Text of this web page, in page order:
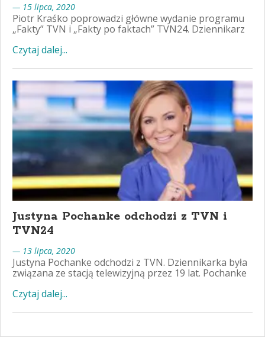
— 15 lipca, 2020
Piotr Kraśko poprowadzi główne wydanie programu
„Fakty” TVN i „Fakty po faktach” TVN24. Dziennikarz
Czytaj dalej...
Justyna Pochanke odchodzi z TVN i
TVN24
— 13 lipca, 2020
Justyna Pochanke odchodzi z TVN. Dziennikarka była
związana ze stacją telewizyjną przez 19 lat. Pochanke
Czytaj dalej...